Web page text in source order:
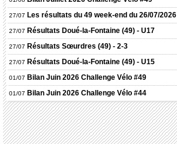
27/07 Les résultats du 49 week-end du 26/07/2026
27/07 Résultats Doué-la-Fontaine (49) - U17
27/07 Résultats Sœurdres (49) - 2-3
27/07 Résultats Doué-la-Fontaine (49) - U15
01/07 Bilan Juin 2026 Challenge Vélo #49
01/07 Bilan Juin 2026 Challenge Vélo #44